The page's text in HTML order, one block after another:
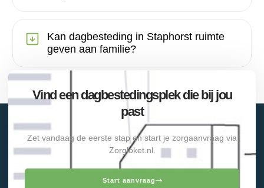
Kan dagbesteding in Staphorst ruimte
geven aan familie?
Vind een dagbestedingsplek die bij jou
past
Zet vandaag de eerste stap en start je zorgaanvraag via
Zorgloket.nl.
Start aanvraag